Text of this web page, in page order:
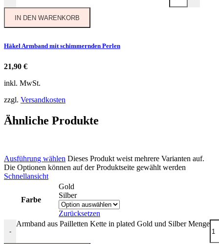
IN DEN WARENKORB
Häkel Armband mit schimmernden Perlen
21,90 €
inkl. MwSt.
zzgl. Versandkosten
Ähnliche Produkte
Ausführung wählen Dieses Produkt weist mehrere Varianten auf.
Die Optionen können auf der Produktseite gewählt werden
Schnellansicht
Farbe
Gold
Silber
Zurücksetzen
-
Armband aus Pailletten Kette in plated Gold und Silber Menge